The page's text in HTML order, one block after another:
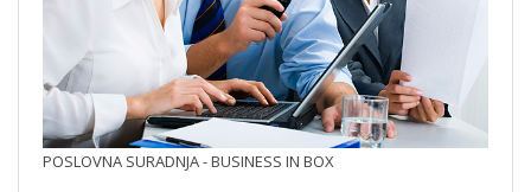
POSLOVNA SURADNJA - BUSINESS IN BOX